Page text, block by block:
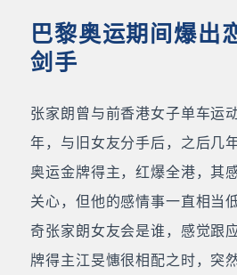
巴黎奥运期间爆出
剑手
张家朗曾与前香港女子单车运
年，与旧女友分手后，之后几
奥运金牌得主，红爆全港，其
关心，但他的感情事一直相当
奇张家朗女友会是谁，感觉跟
牌得主江旻憓很相配之时，突